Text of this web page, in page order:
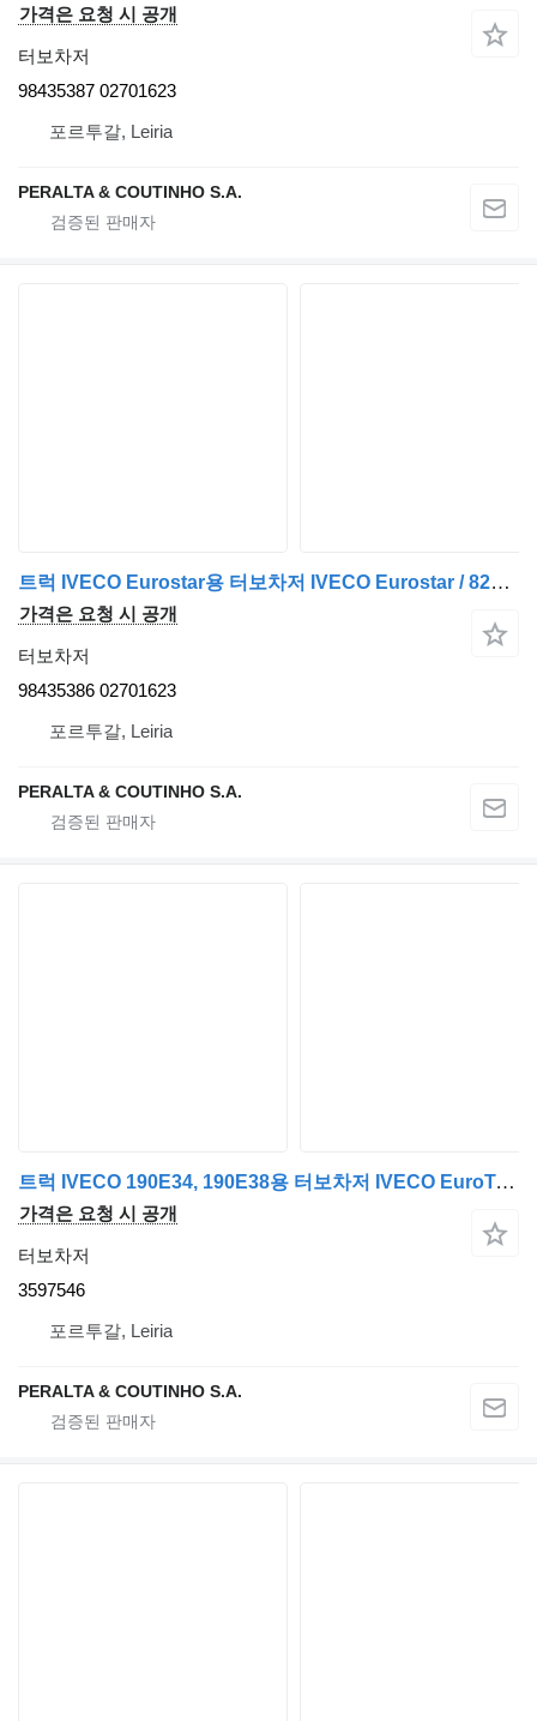
가격은 요청 시 공개
터보차저
98435387 02701623
포르투갈, Leiria
PERALTA & COUTINHO S.A.
트럭 IVECO Eurostar용 터보차저 IVECO Eurostar / 8280 . 42 Turbocompressor T04E31 . 42 98435386
가격은 요청 시 공개
터보차저
98435386 02701623
포르투갈, Leiria
PERALTA & COUTINHO S.A.
트럭 IVECO 190E34, 190E38용 터보차저 IVECO EuroTech / 190E34 Turbocompressor HX50W 190E34;190E38 EuroTech;E 3597546
가격은 요청 시 공개
터보차저
3597546
포르투갈, Leiria
PERALTA & COUTINHO S.A.